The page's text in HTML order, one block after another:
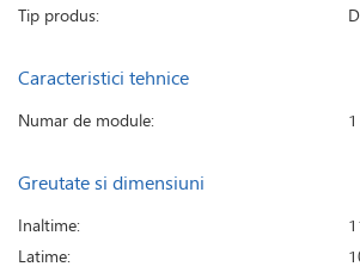
Tip produs:
Caracteristici tehnice
Numar de module: 1
Greutate si dimensiuni
Inaltime:
Latime: